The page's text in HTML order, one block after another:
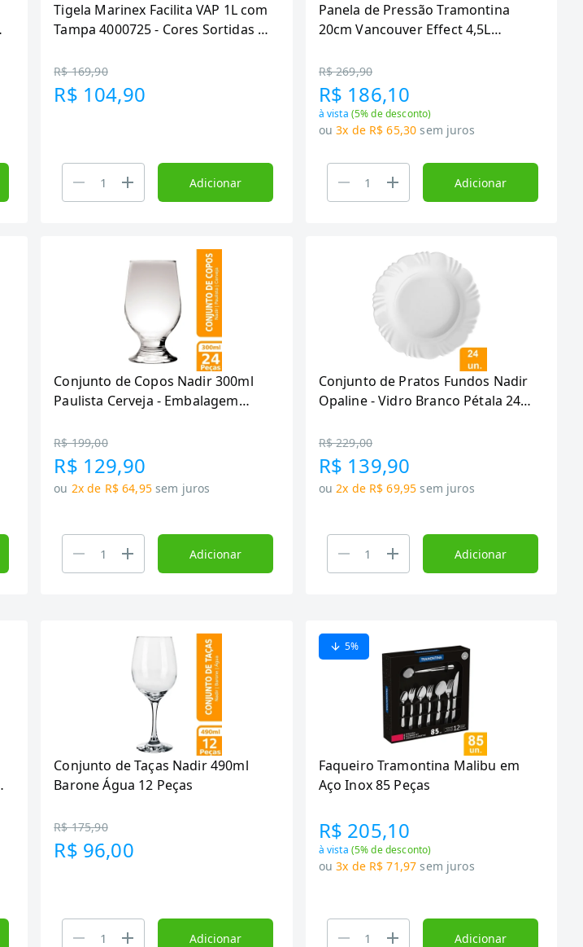
Tigela Marinex Facilita VAP 1L com
Tampa 4000725 - Cores Sortidas -
R$ 169,90
R$ 104,90
Adicionar
Panela de Pressão Tramontina
20cm Vancouver Effect 4,5L
R$ 269,90
R$ 186,10
à vista (5% de desconto)
ou 3x de R$ 65,30 sem juros
Adicionar
Conjunto de Copos Nadir 300ml
Paulista Cerveja - Embalagem
R$ 199,00
R$ 129,90
ou 2x de R$ 64,95 sem juros
Adicionar
Conjunto de Pratos Fundos Nadir
Opaline - Vidro Branco Pétala 24
R$ 229,00
R$ 139,90
ou 2x de R$ 69,95 sem juros
Adicionar
Conjunto de Taças Nadir 490ml
Barone Água 12 Peças
R$ 175,90
R$ 96,00
Adicionar
5%
Faqueiro Tramontina Malibu em
Aço Inox 85 Peças
R$ 205,10
à vista (5% de desconto)
ou 3x de R$ 71,97 sem juros
Adicionar